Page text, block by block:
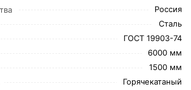
Россия
Сталь
ГОСТ 19903-74
6000 мм
1500 мм
Горячекатаный